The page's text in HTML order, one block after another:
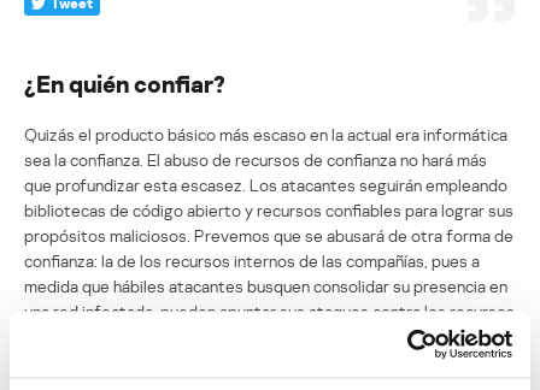
¿En quién confiar?
Quizás el producto básico más escaso en la actual era informática
sea la confianza. El abuso de recursos de confianza no hará más
que profundizar esta escasez. Los atacantes seguirán empleando
bibliotecas de código abierto y recursos confiables para lograr sus
propósitos maliciosos. Prevemos que se abusará de otra forma de
confianza: la de los recursos internos de las compañías, pues a
medida que hábiles atacantes busquen consolidar su presencia en
una red infectada, pueden apuntar sus ataques contra los recursos
de la red interna de las compañías, como Sharepoint, servidores de
archivos, o portales de contabilidad y pagos. Quizás incluso